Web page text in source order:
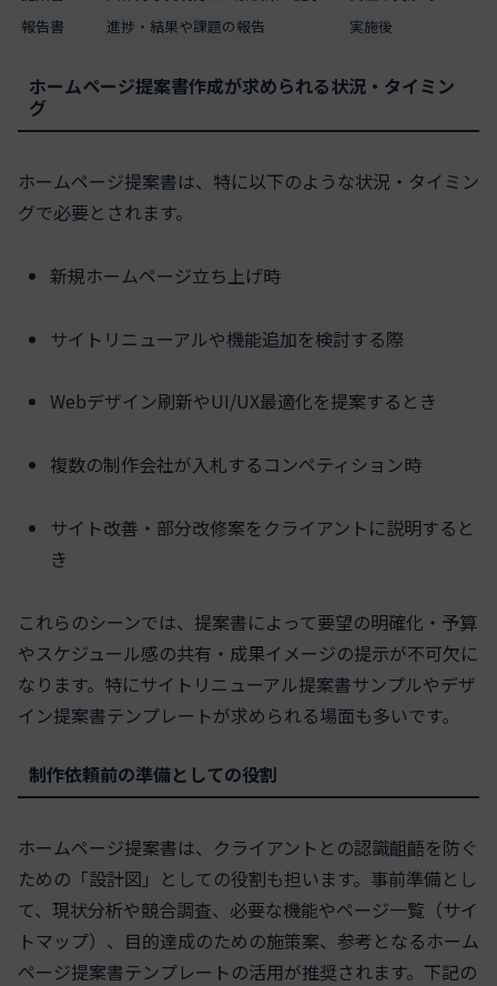
報告書
進捗・結果や課題の報告 実施後
ホームページ提案書作成が求められる状況・タイミン
グ
ホームページ提案書は、特に以下のような状況・タイミン
グで必要とされます。
新規ホームページ立ち上げ時
サイトリニューアルや機能追加を検討する際
Webデザイン刷新やUI/UX最適化を提案するとき
複数の制作会社が入札するコンペティション時
サイト改善・部分改修案をクライアントに説明すると
き
これらのシーンでは、提案書によって要望の明確化・予算
やスケジュール感の共有・成果イメージの提示が不可欠に
なります。特にサイトリニューアル提案書サンプルやデザ
イン提案書テンプレートが求められる場面も多いです。
制作依頼前の準備としての役割
ホームページ提案書は、クライアントとの認識齟齬を防ぐ
ための「設計図」としての役割も担います。事前準備とし
て、現状分析や競合調査、必要な機能やページ一覧（サイ
トマップ）、目的達成のための施策案、参考となるホーム
ページ提案書テンプレートの活用が推奨されます。下記の